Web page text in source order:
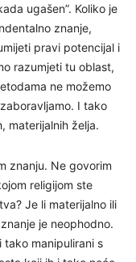
ugašen”. Koliko je
znanje,
pravi potencijal i
razumjeti tu oblast,
ne možemo
I tako
materijalnih želja.
znanju. Ne govorim
religijom ste
Je li materijalno ili
je neophodno.
tako manipulirani s